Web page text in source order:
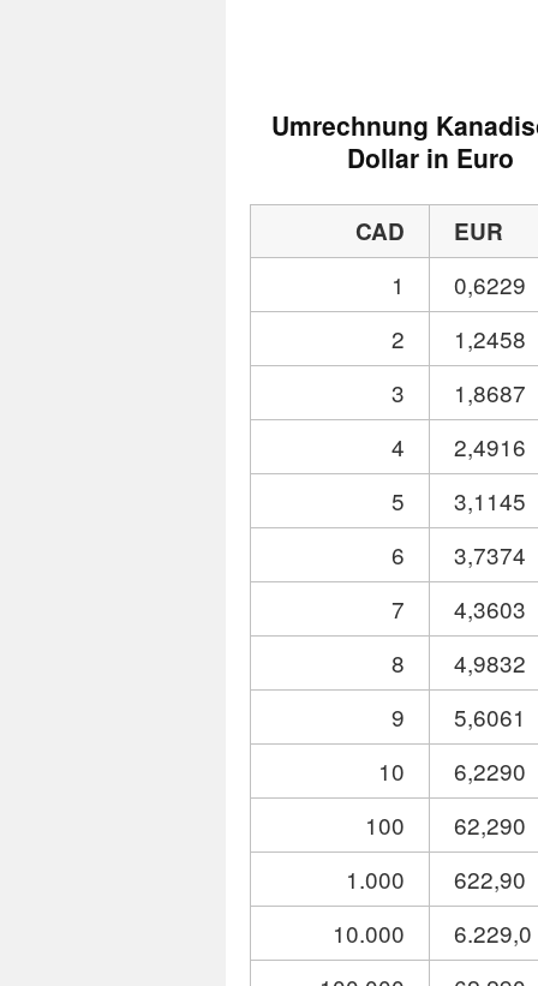
Umrechnung
Dollar in Euro
CAD
EUR
1
0,6229
2
1,2458
3
1,8687
4
2,4916
5
3,1145
6
3,7374
7
4,3603
8
4,9832
9
5,6061
10
6,2290
100
62,290
1.000
622,90
10.000
6.229,0